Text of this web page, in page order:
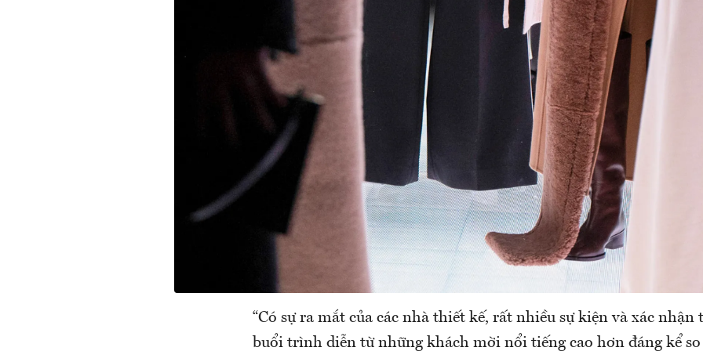
“Có sự ra mắt của các nhà thiết kế, rất nhiều sự kiện và xác nhận
buổi trình diễn từ những khách mời nổi tiếng cao hơn đáng kể